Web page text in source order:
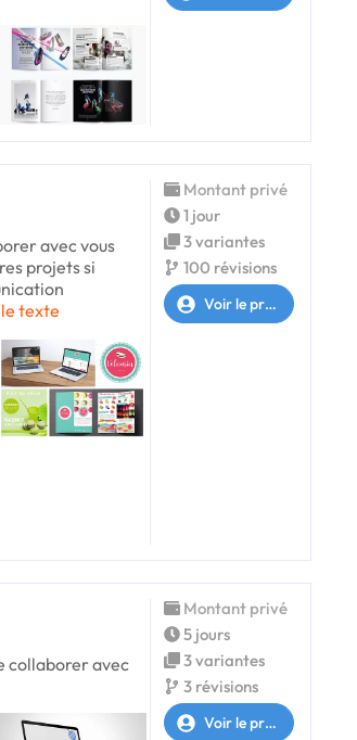
avec vous
projets si
texte
Montant privé
1 jour
3 variantes
100 révisions
Voir le profil
collaborer avec
Montant privé
5 jours
3 variantes
3 révisions
Voir le profil